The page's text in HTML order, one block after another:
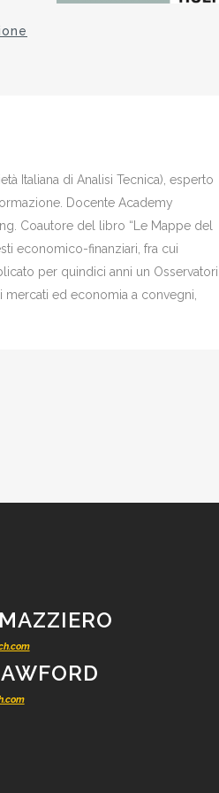
Italiana di Analisi Tecnica), esperto
Docente Academy
Coautore del libro “Le Mappe del
economico-finanziari, fra cui
per quindici anni un
ed economia a convegni,